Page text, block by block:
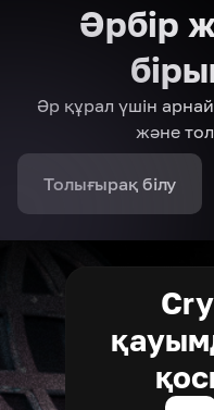
Әрбір
Әр құрал үшін
және
Толығырақ білу